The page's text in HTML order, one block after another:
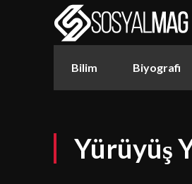
Bilim Biyografi
Yürüyüş